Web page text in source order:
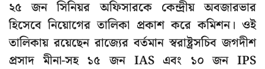
২৫ জন সিনিয়র অফিসারকে কেন্দ্রীয় অবজারভার
হিসেবে নিয়োগের তালিকা প্রকাশ করে কমিশন। ওই
তালিকায় রয়েছেন রাজ্যের বর্তমান স্বরাষ্ট্রসচিব জগদীশ
প্রসাদ মীনা-সহ ১৫ জন IAS এবং ১০ জন IPS